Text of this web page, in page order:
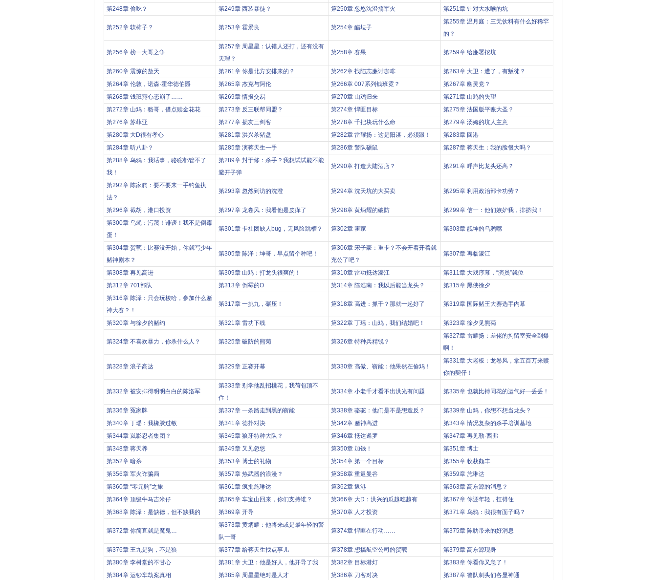
第248章 偷吃？ 第249章 西装暴徒？ 第250章 忽悠沈澄搞军火 第251章 针对大水喉的坑
第252章 软柿子？ 第253章 霍景良 第254章 醋坛子
第255章 温月庭：三无饮料有什么好稀罕
的？
第256章 榜一大哥之争
第257章 周星星：认错人还打，还有没有
天理？
第258章 赛果 第259章 给廉署挖坑
第260章 震惊的敖天 第261章 你是北方安排来的？ 第262章 找陆志廉讨咖啡
第263章 大卫：遭了，有叛徒？
第264章 伦敦，诺森·霍华德伯爵
第265章 杰克与阿伦 第266章 007系列钱班霓？
第267章 幽灵党？
第268章 钱班霓心态崩了……
第269章 情报交易 第270章 山鸡归来
第271章 山鸡的失望
第272章 山鸡：骆哥，借点赎金花花
第273章 反三联帮同盟？ 第274章 悍匪目标
第275章 法国版平账大圣？
第276章 苏菲亚
第277章 损友三剑客 第278章 千把块玩什么命
第279章 汤姆的坑人主意
第280章 大D很有孝心
第281章 洪兴杀猪盘 第282章 雷耀扬：这是阳谋，必须跟！
第283章 回港
第284章 听八卦？
第285章 演蒋天生一手 第286章 警队硕鼠
第287章 蒋天生：我的脸很大吗？
第288章 乌鸦：我话事，骆驼都管不了
我！
第289章 封于修：杀手？我想试试能不能
避开子弹
第290章 打造大陆酒店？ 第291章 呼声比龙头还高？
第292章 陈家驹：要不要来一手钓鱼执
法？
第293章 忽然到访的沈澄 第294章 沈天坑的大买卖 第295章 利用政治部卡功劳？
第296章 截胡，港口投资 第297章 龙卷风：我看他是皮痒了 第298章 黄炳耀的破防
第299章 信一：他们嫉妒我，排挤我！
第300章 乌蝇：污蔑！诽谤！我不是倒霉
蛋！
第301章 卡社团缺人bug，无风险跳槽？ 第302章 霍家 第303章 靓坤的乌鸦嘴
第304章 贺茕：比赛没开始，你就写少年
赌神剧本？
第305章 陈泽：坤哥，早点留个种吧！
第306章 宋子豪：重卡？不会开着开着就
充公了吧？
第307章 再临濠江
第308章 再见高进 第309章 山鸡：打龙头很爽的！ 第310章 雷功抵达濠江
第311章 大戏序幕，“演员”就位
第312章 701部队
第313章 倒霉的O 第314章 陈浩南：我以后能当龙头？
第315章 黑侠徐夕
第316章 陈泽：只会玩梭哈，参加什么赌
神大赛？！
第317章 一挑九，碾压！ 第318章 高进：抓千？那就一起好了 第319章 国际赌王大赛选手内幕
第320章 与徐夕的赌约 第321章 雷功下线 第322章 丁瑶：山鸡，我们结婚吧！ 第323章 徐夕见熊菊
第324章 不喜欢暴力，你杀什么人？ 第325章 破防的熊菊 第326章 特种兵精锐？
第327章 雷耀扬：差佬的拘留室安全到爆
啊！
第328章 浪子高达 第329章 正赛开幕 第330章 高傲、靳能：他果然在偷鸡！
第331章 大老板：龙卷风，拿五百万来赎
你的契仔！
第332章 被安排得明明白白的陈洛军
第333章 别学他乱招桃花，我荷包顶不
住！
第334章 小老千才看不出洪光有问题 第335章 也就比搏同花的运气好一丢丢！
第336章 冤家牌 第337章 一条路走到黑的靳能 第338章 骆驼：他们是不是想造反？
第339章 山鸡，你想不想当龙头？
第340章 丁瑶：我橡胶过敏
第341章 德扑对决 第342章 赌神高进
第343章 情况复杂的杀手培训基地
第344章 岚影忍者集团？
第345章 狼牙特种大队？ 第346章 抵达暹罗
第347章 再见勒·西弗
第348章 蒋天养
第349章 又见忽悠 第350章 加钱！
第351章 博士
第352章 暗杀
第353章 博士的礼物 第354章 第一个目标
第355章 收获颇丰
第356章 军火诈骗局
第357章 热武器的浪漫？ 第358章 重返曼谷
第359章 施琳达
第360章 “零元购”之旅
第361章 疯批施琳达 第362章 返港
第363章 高东源的消息？
第364章 顶级牛马吉米仔
第365章 车宝山回来，你们支持谁？ 第366章 大D：洪兴的瓜越吃越有
第367章 你还年轻，扛得住
第368章 陈泽：是缺德，但不缺我的
第369章 开导 第370章 人才投资 第371章 乌鸦：我很有面子吗？
第372章 你简直就是魔鬼…
第373章 黄炳耀：他将来或是最年轻的警
队一哥
第374章 悍匪在行动…… 第375章 陈叻带来的好消息
第376章 王九是狗，不是狼 第377章 给蒋天生找点事儿 第378章 想搞航空公司的贺茕
第379章 高东源现身
第380章 李树堂的不甘心
第381章 大卫：他是好人，他开导了我 第382章 目标港灯
第383章 你看你又急了！
第384章 运钞车劫案真相
第385章 周星星绝对是人才 第386章 刀客对决 第387章 警队刺头们各显神通